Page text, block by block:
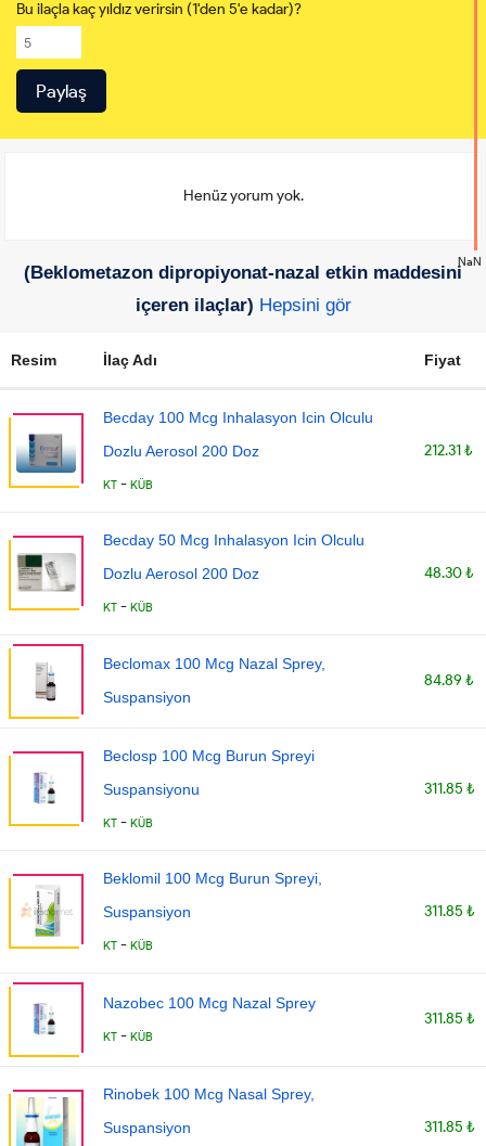
Bu ilaçla kaç yıldız verirsin (1'den 5'e kadar)?
Henüz yorum yok.
(Beklometazon dipropiyonat-nazal etkin maddesini
içeren ilaçlar) Hepsini gör
Resim İlaç Adı Fiyat
Becday 100 Mcg Inhalasyon Icin Olculu
Dozlu Aerosol 200 Doz
KT - KÜB
212.31 ₺
Becday 50 Mcg Inhalasyon Icin Olculu
Dozlu Aerosol 200 Doz
KT - KÜB
48.30 ₺
Beclomax 100 Mcg Nazal Sprey,
Suspansiyon
84.89 ₺
Beclosp 100 Mcg Burun Spreyi
Suspansiyonu
KT - KÜB
311.85 ₺
Beklomil 100 Mcg Burun Spreyi,
Suspansiyon
KT - KÜB
311.85 ₺
Nazobec 100 Mcg Nazal Sprey
KT - KÜB
311.85 ₺
Rinobek 100 Mcg Nasal Sprey,
Suspansiyon
311.85 ₺
NaN